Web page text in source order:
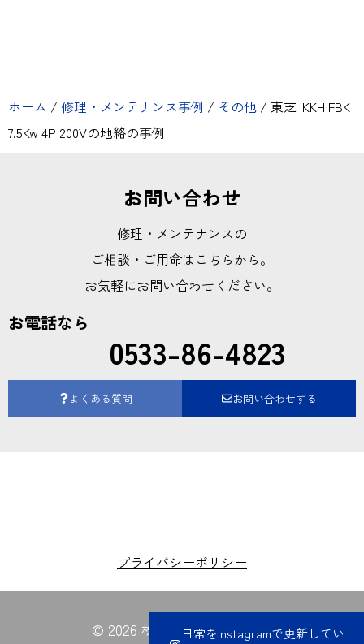
日常をInstagramで更新してい
ホーム / 修理・メンテナンス事例 / その他 / 東芝 IKKH FBK
7.5Kw 4P 200Vの地絡の事例
お問い合わせ
修理・メンテナンスの
ご相談・ご用命はこちらから。
お気軽にお問い合わせください。
お電話なら
0533-86-4823
よくある質問 お問い合わせする
プライバシーポリシー
© 2026 株式会社夏目電業所